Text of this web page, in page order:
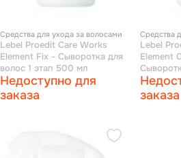
Средства для ухода за волосами
Lebel Proedit Care Works
Element Fix - Сыворотка для
волос 1 этап 500 мл
Недоступно для
заказа
Средства
Lebel
Element
заказа